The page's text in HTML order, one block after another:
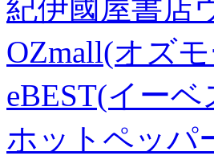
紀伊國屋書店
OZmall(オズ
eBEST(イーベ
ホットペッパ